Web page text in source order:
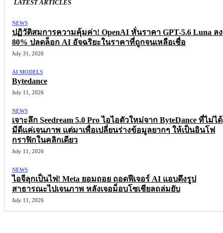
LATEST ARTICLES
NEWS
ปฏิวัติสมการความคุ้มค่า! OpenAI หั่นราคา GPT-5.6 Luna ลง
80% ปลดล็อก AI อัจฉริยะในราคาที่ถูกจนเหลือเชื่อ
July 31, 2026
AI MODELS
Bytedance
July 11, 2026
NEWS
เจาะลึก Seedream 5.0 Pro ไอไอตัวใหม่จาก ByteDance ที่ไม่ได้
มีดีแค่เจนภาพ แต่มาเพื่อเปลี่ยนร่างข้อมูลยากๆ ให้เป็นอินโฟ
กราฟิกในคลิกเดียว
July 11, 2026
NEWS
ไอจีลุกเป็นไฟ! Meta ยอมถอย ถอดฟีเจอร์ AI แอบดึงรูป
สาธารณะไปเจนภาพ หลังเจอม็อบโซเชียลถล่มยับ
July 11, 2026